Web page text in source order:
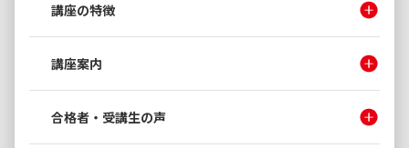
講座の特徴
講座案内
合格者・受講生の声